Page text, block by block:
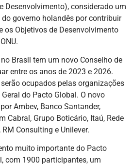
Desenvolvimento), considerado um
governo holandês por contribuir
os Objetivos de Desenvolvimento
Brasil tem um novo Conselho de
entre os anos de 2023 e 2026.
ocupados pelas organizações
do Pacto Global. O novo
Ambev, Banco Santander,
Cabral, Grupo Boticário, Itaú, Rede
Consulting e Unilever.
muito importante do Pacto
com 1900 participantes, um